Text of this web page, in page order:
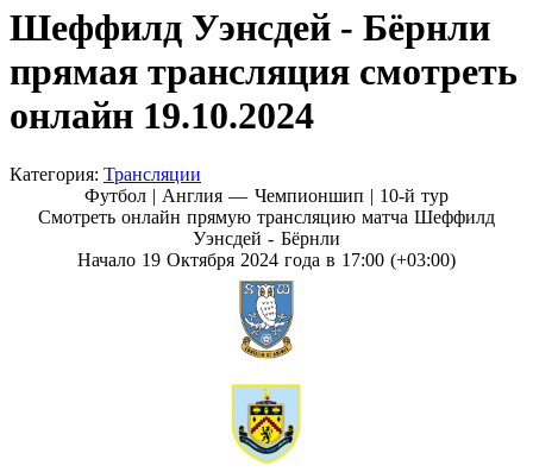
Шеффилд Уэнсдей - Бёрнли
прямая трансляция смотреть
онлайн 19.10.2024
Категория: Трансляции
Футбол | Англия — Чемпионшип | 10-й тур
Смотреть онлайн прямую трансляцию матча Шеффилд
Уэнсдей - Бёрнли
Начало 19 Октября 2024 года в 17:00 (+03:00)